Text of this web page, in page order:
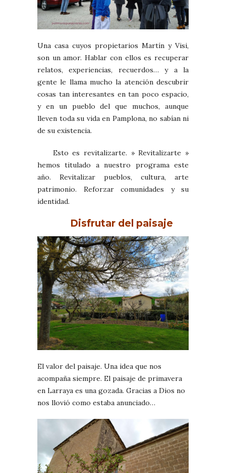
Una casa cuyos propietarios Martín y Visi,
son un amor. Hablar con ellos es recuperar
relatos, experiencias, recuerdos… y a la
gente le llama mucho la atención descubrir
cosas tan interesantes en tan poco espacio,
y en un pueblo del que muchos, aunque
lleven toda su vida en Pamplona, no sabían ni
de su existencia.
Esto es revitalizarte. » Revitalizarte »
hemos titulado a nuestro programa este
año. Revitalizar pueblos, cultura, arte
patrimonio. Reforzar comunidades y su
identidad.
Disfrutar del paisaje
El valor del paisaje. Una idea que nos
acompaña siempre. El paisaje de primavera
en Larraya es una gozada. Gracias a Dios no
nos llovió como estaba anunciado…